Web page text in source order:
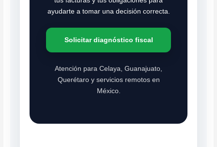
ayudarte a tomar una decisión correcta.
Solicitar diagnóstico fiscal
Atención para Celaya, Guanajuato,
Querétaro y servicios remotos en
México.